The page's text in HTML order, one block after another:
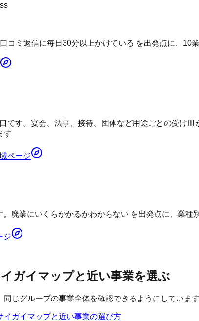
コミ返信に毎日30分以上かけている を出発点に、
です。宴会、法事、接待、団体など用途ごとの受け
す
ページ
。廃業にいくらかかるかわからない を出発点に、業
ジ
ガイマップと近い事業を選ぶ
じグループの事業全体を確認できるようにしています
イガイマップと近い事業の選び方